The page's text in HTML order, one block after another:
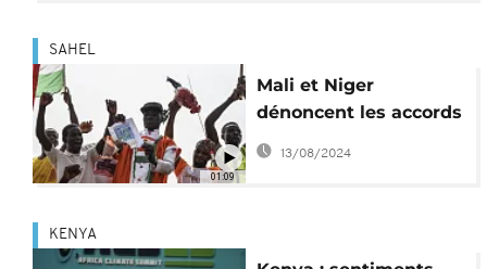
01:09
SAHEL
Mali et Niger
dénoncent les accords
de non-double
imposition avec la
13/08/2024
KENYA